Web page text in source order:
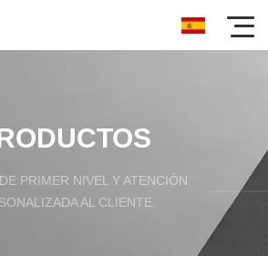
PRIMER NIVEL Y ATENCIÓN
AL CLIENTE.